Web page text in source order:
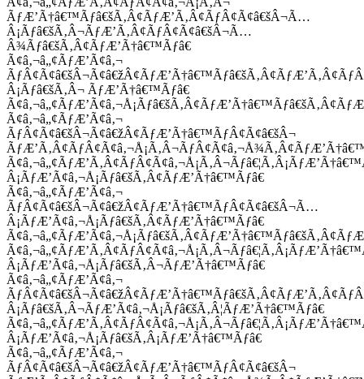
ÃƒÆ’Ã†â€™Ãƒâ€šÃ‚Â¢ÃƒÆ’Ã‚Â¢ÃƒÂ¢Ã¢â€šÂ¬Ã…
Â¡Ãƒâ€šÃ‚Â¬ÃƒÆ’Ã‚Â¢ÃƒÂ¢Ã¢â€šÂ¬Ã…
Â¾Ãƒâ€šÃ‚Â¢ÃƒÆ’Ã†â€™Ãƒâ€
Ã¢â‚¬â„¢ÃƒÆ’Ã¢â‚¬
Â¡Ãƒâ€šÃ‚Â¬ ÃƒÆ’Ã†â€™Ãƒâ€
Ã¢â‚¬â„¢ÃƒÆ’Ã¢â‚¬
ÃƒÂ¢Ã¢â€šÂ¬Ã¢â€žÂ¢ÃƒÆ’Ã†â€™ÃƒÂ¢Ã¢â€šÂ¬
Â¡ÃƒÆ’Ã¢â‚¬Å¡Ãƒâ€šÃ‚Â¢ÃƒÆ’Ã†â€™Ãƒâ€
Ã¢â‚¬â„¢ÃƒÆ’Ã¢â‚¬
ÃƒÂ¢Ã¢â€šÂ¬Ã¢â€žÂ¢ÃƒÆ’Ã†â€™ÃƒÂ¢Ã¢â€šÂ¬Ã…
Â¡ÃƒÆ’Ã¢â‚¬Å¡Ãƒâ€šÃ‚Â¢ÃƒÆ’Ã†â€™Ãƒâ€
Â¡ÃƒÆ’Ã¢â‚¬Å¡Ãƒâ€šÃ‚Â¬ÃƒÆ’Ã†â€™Ãƒâ€
Ã¢â‚¬â„¢ÃƒÆ’Ã¢â‚¬
Â¡Ãƒâ€šÃ‚Â¬ÃƒÆ’Ã¢â‚¬Å¡Ãƒâ€šÃ‚Â¦ÃƒÆ’Ã†â€™Ãƒâ€
Â¡ÃƒÆ’Ã¢â‚¬Å¡Ãƒâ€šÃ‚Â¡ÃƒÆ’Ã†â€™Ãƒâ€
Ã¢â‚¬â„¢ÃƒÆ’Ã¢â‚¬
ÃƒÂ¢Ã¢â€šÂ¬Ã¢â€žÂ¢ÃƒÆ’Ã†â€™ÃƒÂ¢Ã¢â€šÂ¬